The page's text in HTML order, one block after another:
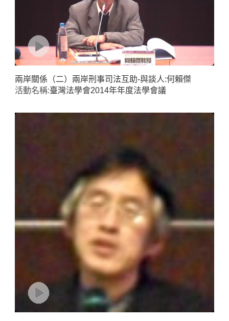
兩岸關係（二）兩岸刑事司法互助-與談人:何賴傑
活動名稱:臺灣法學會2014年年度法學會議